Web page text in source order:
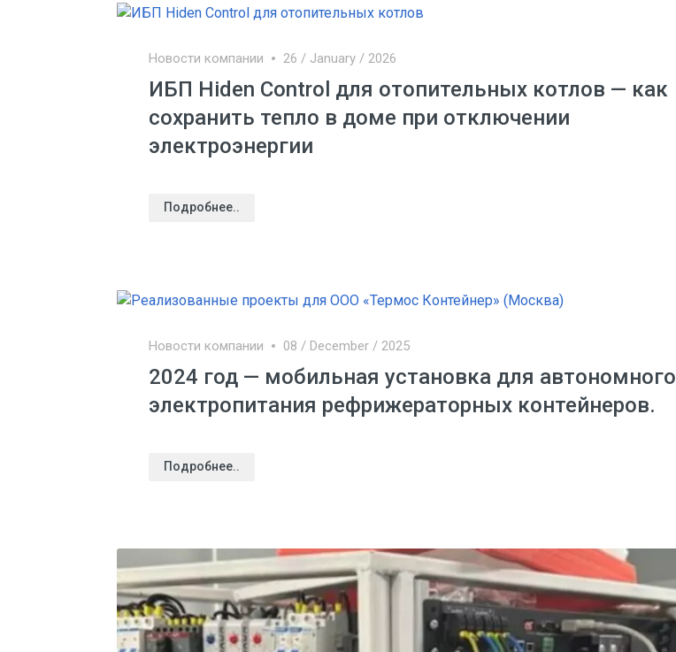
Новости компании
ИБП Hiden Control для отопительных котлов — как
сохранить тепло в доме при отключении
электроэнергии
26 / January / 2026
Подробнее..
Новости компании
2024 год — мобильная установка для автономного
электропитания рефрижераторных контейнеров.
08 / December / 2025
Подробнее..